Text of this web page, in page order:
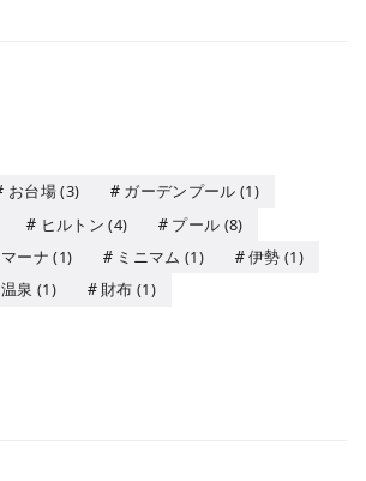
お台場(3) ガーデンプール (1)
ヒルトン (4) プール (8)
マーナ (1) ミニマム (1) 伊勢 (1)
温泉 (1) 財布 (1)